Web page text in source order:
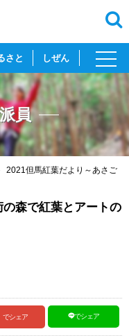
さと しぜん
toggle
員
2021但馬紅葉だより～あさご
森で紅葉とアートの
でシェア でシェア